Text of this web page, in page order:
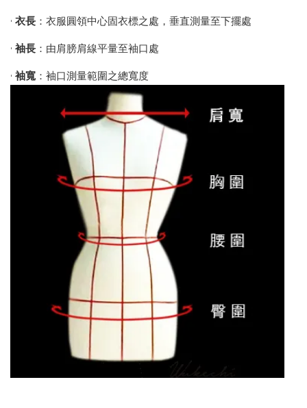
• 衣長 ：衣服圓領中心固衣標之處，垂直測量至下擺處
• 袖長 ：由肩膀肩線平量至袖口處
• 袖寬 ：袖口測量範圍之總寬度